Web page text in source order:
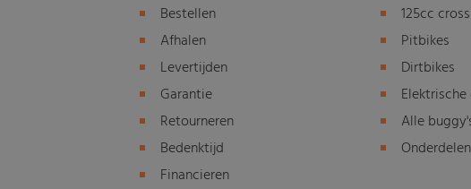
Bestellen
Afhalen
Levertijden
Garantie
Retourneren
Bedenktijd
Financieren
125cc
Pitbikes
Dirtbikes
Alle
Onderdelen